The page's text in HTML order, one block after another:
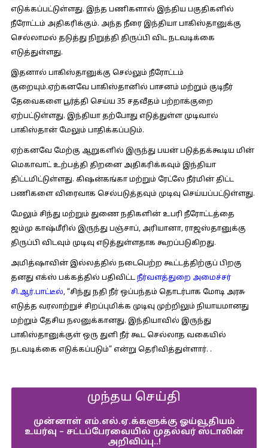
எடுக்கப்பட்டுள்ளது. இந்த பணிகளால் இந்திய பகுதிகளில்
நீரோட்டம் அதிகரிக்கும். அந்த நீரை இந்தியா பாகிஸ்தானுக்கு
செல்லாமல் தடுத்து நிறுத்தி திருப்பி விட நடவடிக்கை
எடுத்துள்ளது.
இதனால் பாகிஸ்தானுக்கு செல்லும் நீரோட்டம்
குறையும்.ஏற்கனவே பாகிஸ்தானில் பாசனம் மற்றும் குடிநீர்
தேவைகளை பூர்த்தி செய்ய 35 சதவீதம் பற்றாக்குறை
ஏற்பட்டுள்ளது. இந்தியா தற்போது எடுத்துள்ள முடிவால்
பாகிஸ்தான் மேலும் பாதிக்கப்படும்.
ஏற்கனவே மேற்கு ஆறுகளில் இருந்து பயன் படுத்தக்கூடிய மின்
மெகாவாட் உற்பத்தி திறனை அதிகரிக்கவும் இந்தியா
திட்டமிட்டுள்ளது. கிஷன்கங்கா மற்றும் ரேட்லே நீர்மின் திட்ட
பணிகளை விரைவாக செல்படுத்தவும் முடிவு செய்யப்பட்டுள்ளது.
மேலும் சிந்து மற்றும் துணை நதிகளின் உபரி நீரோட்டத்தை
ஜம்மு காஷ்மீரில் இருந்து பஞ்சாப், அரியானா, ராஜஸ்தானுக்கு
திருப்பி விடவும் முடிவு எடுத்துள்ளதாக கூறப்படுகிறது.
அமித்ஷாவின் இல்லத்தில் நடைபெற்ற கூட்டத்திற்குப் பிறகு
தனது எக்ஸ் பக்கத்தில் பதிவிட்ட நீர்வளத்துறை அமைச்சர்
சி.ஆர்.பாட்டீல், “சிந்து நதி நீர் ஒப்பந்தம் தொடர்பாக மோடி அரசு
எடுத்த வரலாற்றுச் சிறப்புமிக்க முடிவு முற்றிலும் நியாயமானது
மற்றும் தேசிய நலனுக்கானது. இந்தியாவில் இருந்து
பாகிஸ்தானுக்குள் ஒரு துளி நீர் கூட செல்லாத வகையில்
நடவடிக்கை எடுக்கப்படும்” என்று தெரிவித்துள்ளார். .
முந்தய செய்தி
முன்னாள் எம்.எல்.ஏ.க்களுக்கு ஓய்வூதியம்
உயர்வு – சட்டப்பேரவையில் முதல்வர் ஸ்டாலின்
அறிவிப்பு..!